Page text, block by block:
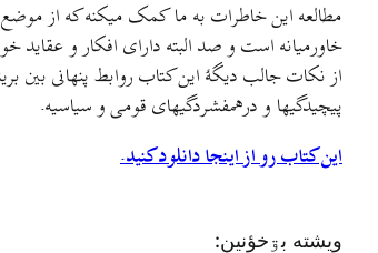
مطالعه این خاطرات به ما کمک میکنه که از موضع
خاورمیانه است و صد البته دارای افکار و عقاید
از نکات جالب دیگهٔ این کتاب روابط پنهانی بین
پیچیدگیها و درهمفشردگیهای قومی و سیاسیه.
این کتاب رو از اینجا دانلود کنید.
ويشته بۊخؤنين: